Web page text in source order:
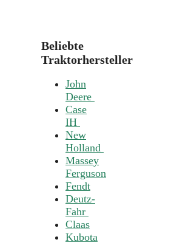
Beliebte
Traktorhersteller
John
Deere
Case
IH
New
Holland
Massey
Ferguson
Fendt
Deutz-
Fahr
Claas
Kubota